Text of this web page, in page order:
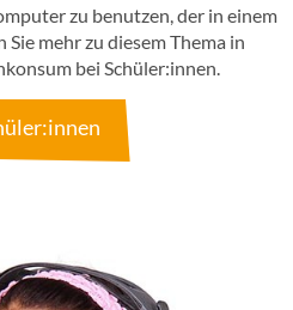
zu benutzen, der in einem
mehr zu diesem Thema in
bei Schüler:innen.